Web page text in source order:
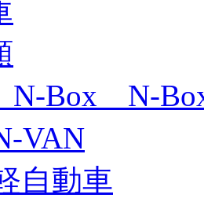
Box N-
VAN
自動車